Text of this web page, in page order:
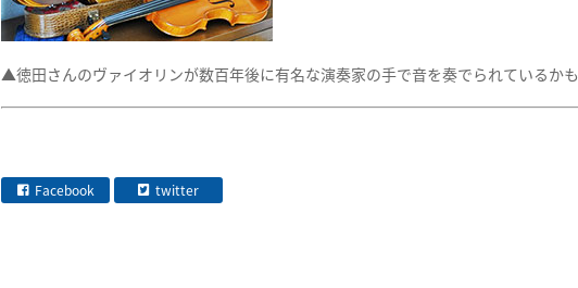
▲徳田さんのヴァイオリンが数百年後に有名な演奏家の手で音を奏でられているかも
Facebook twitter